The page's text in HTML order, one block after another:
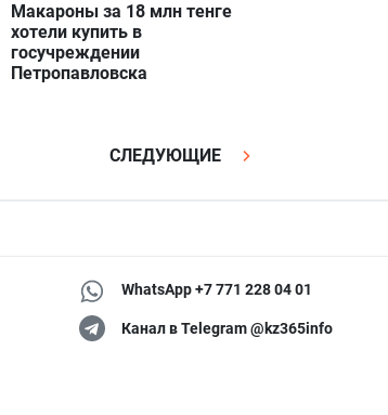
Макароны за 18 млн тенге
хотели купить в
госучреждении
Петропавловска
СЛЕДУЮЩИЕ
WhatsApp +7 771 228 04 01
Канал в Telegram @kz365info